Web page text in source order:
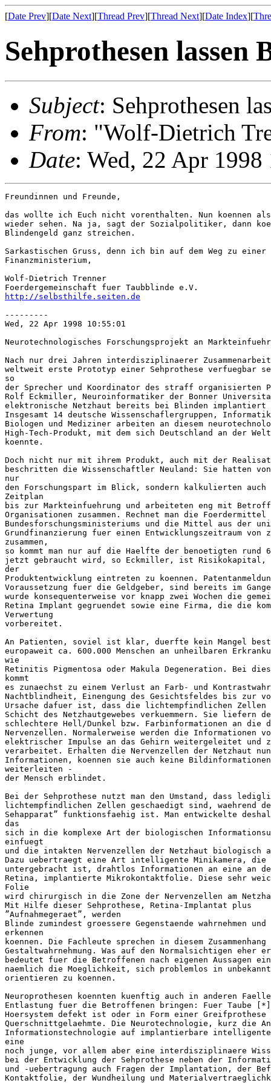
[Date Prev][Date Next][Thread Prev][Thread Next][Date Index][
Sehprothesen lassen
Subject: Sehprothesen
From: "Wolf-Dietrich
Date: Wed, 22 Apr
Freundinnen und Freunde,
das wollte ich Euch nicht vorenthalten. Nun koennen
wieder sehen. Na ja, sagt der Sozialpolitiker, dann
Blindengeld ganz streichen.
Sarkastischen Gruss, denn ich bin auf dem Weg zu einer
Finanzministerium,
Wolf-Dietrich Trenner
http://selbsthilfe.seiten.de
---------
Wed, 22 Apr 1998 10:55:01
Neurotechnologisches Forschungsprojekt an
Nach nur drei Jahren interdisziplinaerer
weltweit erste Prototyp einer Sehprothese verfuegbar
so
der Sprecher und Koordinator des straff organisierten
Rolf Eckmiller, Neuroinformatiker der Bonner
elektronische Netzhaut bereits bei Blinden implantiert
Insgesamt 14 deutsche Wissenschaflergruppen,
Biologen und Mediziner arbeiten an diesem
High-Tech-Produkt, mit dem sich Deutschland an der
koennte.
Doch nicht nur mit ihrem Produkt, auch mit der
beschritten die Wissenschaftler Neuland: Sie hatten
nur
den Forschungspart im Blick, sondern kalkulierten auch
Zeitplan
bis zur Markteinfuehrung und arbeiteten eng mit
Organisationen zusammen. Rechnet man die Foerdermittel
Bundesforschungsministeriums und die Mittel aus der
Grundfinanzierung fuer einen Entwicklungszeitraum von
zusammen,
so kommt man nur auf die Haelfte der benoetigten rund
jetzt gebraucht wird, so Eckmiller, ist Risikokapital,
der
Produktentwicklung eintreten zu koennen.
Voraussetzung fuer die Geldgeber, sind bereits im
wurde konsequenterweise vor knapp zwei Wochen die
Retina Implant gegruendet sowie eine Firma, die die
Verwertung
vorbereitet.
An Patienten, soviel ist klar, duerfte kein Mangel
europaweit ca. 600.000 Menschen an unheilbaren
wie
Retinitis Pigmentosa oder Makula Degeneration. Bei
kommt
es zunaechst zu einem Verlust an Farb- und
Nachtblindheit, Einengung des Gesichtsfeldes bis zur
Ursache dafuer ist, dass die lichtempfindlichen Zellen
Schicht des Netzhautgewebes verkuemmern. Sie liefern
schlechtere Hell/Dunkel bzw. Farbinformationen an die
Nervenzellen. Normalerweise werden die Informationen
elektrischer Impulse an das Gehirn weitergeleitet und zur
verarbeitet. Erhalten die Nervenzellen der Netzhaut
Informationen, koennen sie auch keine Bildinformationen
weiterleiten -
der Mensch erblindet.
Bei der Sehprothese nutzt man den Umstand, dass
lichtempfindlichen Zellen geschaedigt sind, waehrend
Sehapparat” funktionsfaehig ist. Man entwickelte
das
sich in die komplexe Art der biologischen
einfuegt
und die intakten Nervenzellen der Netzhaut biologisch
Dazu uebertraegt eine Art intelligente Minikamera,
untergebracht ist, drahtlos Informationen an eine an
Retina, implantierte Mikrokontaktfolie. Diese sehr
Folie
wird chirurgisch in die Zone der Nervenzellen am
Mit Hilfe dieser Sehprothese, Retina-Implantat plus
”Aufnahmegeraet”, werden
Blinde zumindest groessere Gegenstaende wahrnehmen
erkennen
koennen. Die Fachleute sprechen in diesem Zusammenhang
Gestaltwahrnehmung. Was auf den Normalsichtigen eher
bedeutet fuer die Betroffenen nach eigenen Aussagen
naemlich die Moeglichkeit, sich problemlos in
orientieren zu koennen.
Neuroprothesen koennten kuenftig auch in anderen
Entlastung fuer die Betroffenen bringen: Fuer Taube
Hoersystem defekt ist oder in Form einer Greifprothese
Querschnittgelaehmte. Die Neurotechnologie, kurz die
Informationstechnologie auf implantierbare
eine
noch junge, vor allem aber eine interdisziplinaere
bei der Entwicklung der Sehprothese neben der
und -uebertragung auch Fragen der Implantation, der
Kontaktfolie, der Wundheilung und